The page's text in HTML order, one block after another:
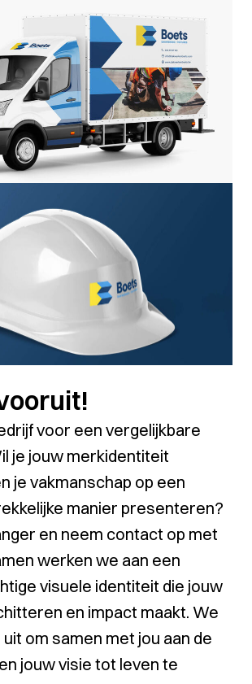
voor een vergelijkbare
je jouw merkidentiteit
je vakmanschap op een
manier presenteren?
en neem contact op met
werken we aan een
visuele identiteit die jouw
en impact maakt. We
om samen met jou aan de
jouw visie tot leven te